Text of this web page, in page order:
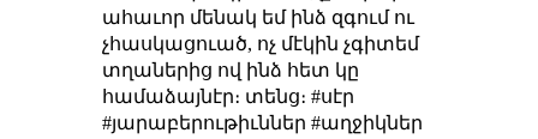
ահաւոր մենակ եմ ինձ զգում ու
չհասկացուած, ոչ մէկին չգիտեմ
տղաներից ով ինձ հետ կը
համաձայնէր։ տենց։ #սէր
#յարաբերութիւններ #աղջիկներ